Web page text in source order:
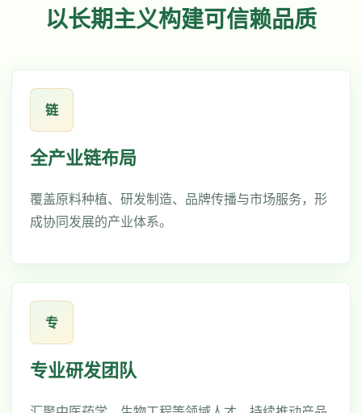
以长期主义构建可信赖品质
链
全产业链布局
覆盖原料种植、研发制造、品牌传播与市场服务，形
成协同发展的产业体系。
专
专业研发团队